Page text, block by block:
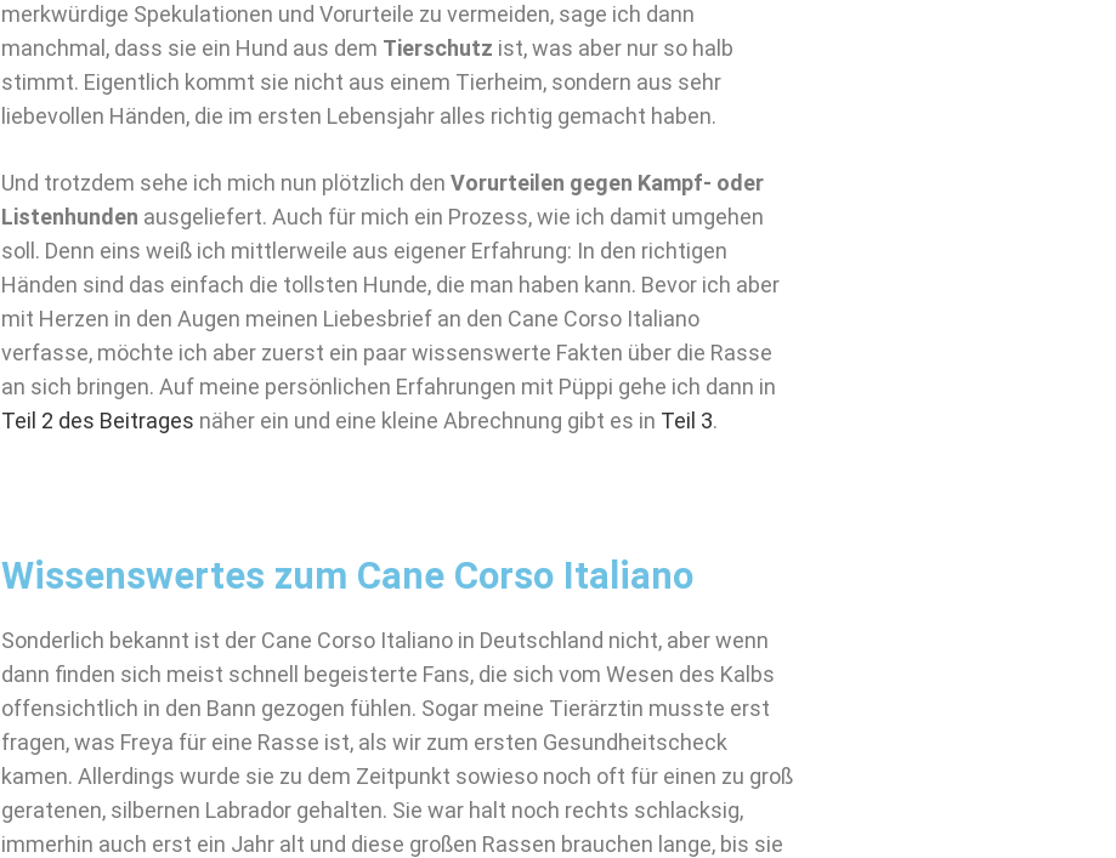
merkwürdige Spekulationen und Vorurteile zu vermeiden, sage ich dann
manchmal, dass sie ein Hund aus dem Tierschutz ist, was aber nur so halb
stimmt. Eigentlich kommt sie nicht aus einem Tierheim, sondern aus sehr
liebevollen Händen, die im ersten Lebensjahr alles richtig gemacht haben.
Und trotzdem sehe ich mich nun plötzlich den Vorurteilen gegen Kampf- oder
Listenhunden ausgeliefert. Auch für mich ein Prozess, wie ich damit umgehen
soll. Denn eins weiß ich mittlerweile aus eigener Erfahrung: In den richtigen
Händen sind das einfach die tollsten Hunde, die man haben kann. Bevor ich aber
mit Herzen in den Augen meinen Liebesbrief an den Cane Corso Italiano
verfasse, möchte ich aber zuerst ein paar wissenswerte Fakten über die Rasse
an sich bringen. Auf meine persönlichen Erfahrungen mit Püppi gehe ich dann in
Teil 2 des Beitrages näher ein und eine kleine Abrechnung gibt es in Teil 3.
Wissenswertes zum Cane Corso Italiano
Sonderlich bekannt ist der Cane Corso Italiano in Deutschland nicht, aber wenn
dann finden sich meist schnell begeisterte Fans, die sich vom Wesen des Kalbs
offensichtlich in den Bann gezogen fühlen. Sogar meine Tierärztin musste erst
fragen, was Freya für eine Rasse ist, als wir zum ersten Gesundheitscheck
kamen. Allerdings wurde sie zu dem Zeitpunkt sowieso noch oft für einen zu groß
geratenen, silbernen Labrador gehalten. Sie war halt noch rechts schlacksig,
immerhin auch erst ein Jahr alt und diese großen Rassen brauchen lange, bis sie